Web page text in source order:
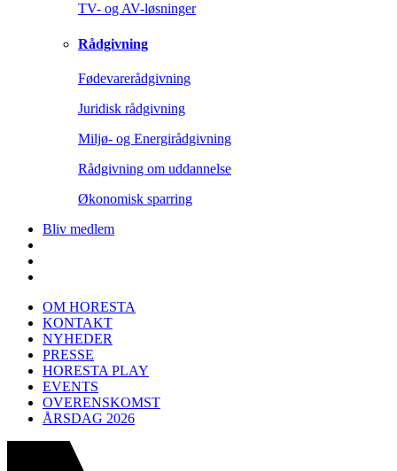
TV- og AV-løsninger
Rådgivning
Fødevarerådgivning
Juridisk rådgivning
Miljø- og Energirådgivning
Rådgivning om uddannelse
Økonomisk sparring
Bliv medlem
OM HORESTA
KONTAKT
NYHEDER
PRESSE
HORESTA PLAY
EVENTS
OVERENSKOMST
ÅRSDAG 2026